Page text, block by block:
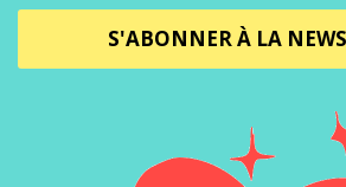
S'ABONNER À LA